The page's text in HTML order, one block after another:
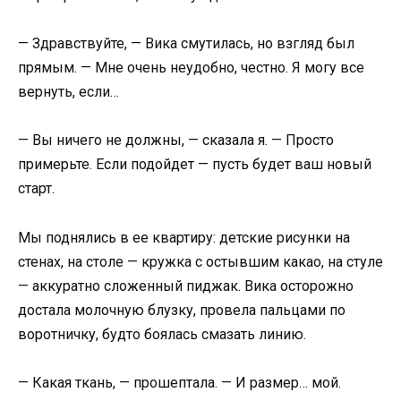
— Здравствуйте, — Вика смутилась, но взгляд был
прямым. — Мне очень неудобно, честно. Я могу все
вернуть, если…
— Вы ничего не должны, — сказала я. — Просто
примерьте. Если подойдет — пусть будет ваш новый
старт.
Мы поднялись в ее квартиру: детские рисунки на
стенах, на столе — кружка с остывшим какао, на стуле
— аккуратно сложенный пиджак. Вика осторожно
достала молочную блузку, провела пальцами по
воротничку, будто боялась смазать линию.
— Какая ткань, — прошептала. — И размер… мой.